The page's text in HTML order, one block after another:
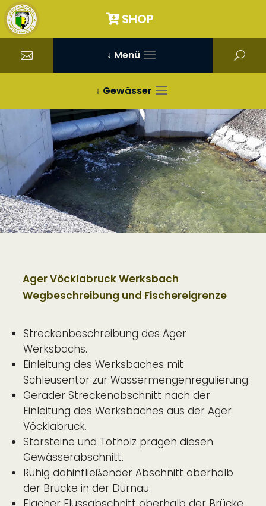
SHOP
↓ Menü
↓ Gewässer
Ager Vöcklabruck Werksbach
Wegbeschreibung und Fischereigrenze
Streckenbeschreibung des Ager
Werksbachs.
Einleitung des Werksbaches mit
Schleusentor zur Wassermengenregulierung.
Gerader Streckenabschnitt nach der
Einleitung des Werksbaches aus der Ager
Vöcklabruck.
Störsteine und Totholz prägen diesen
Gewässerabschnitt.
Ruhig dahinfließender Abschnitt oberhalb
der Brücke in der Dürnau.